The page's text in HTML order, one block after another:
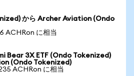
から Archer Aviation (Ondo
ACHRon に相当
Bear 3X ETF (Ondo Tokenized)
(Ondo Tokenized)
ACHRon に相当